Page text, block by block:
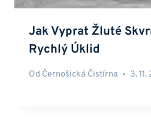
Jak Vyprat Žluté
Rychlý Úklid
Od Černošická Čistírna 3.